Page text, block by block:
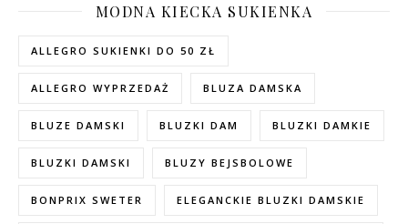
MODNA KIECKA SUKIENKA
ALLEGRO SUKIENKI DO 50 ZŁ
ALLEGRO WYPRZEDAŻ BLUZA DAMSKA
BLUZE DAMSKI BLUZKI DAM BLUZKI DAMKIE
BLUZKI DAMSKI BLUZY BEJSBOLOWE
BONPRIX SWETER ELEGANCKIE BLUZKI DAMSKIE